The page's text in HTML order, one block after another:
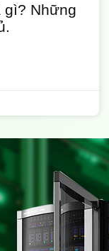
gì? Những